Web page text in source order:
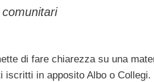
di fare chiarezza su una
iscritti in apposito Albo o Collegi.